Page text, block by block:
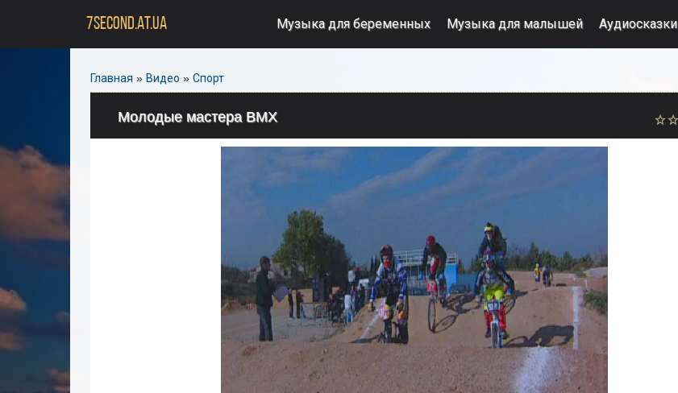
7SECOND.AT.UA Музыка для беременных Музыка для малышей Аудиосказки
Главная » Видео » Спорт
Молодые мастера ВМХ